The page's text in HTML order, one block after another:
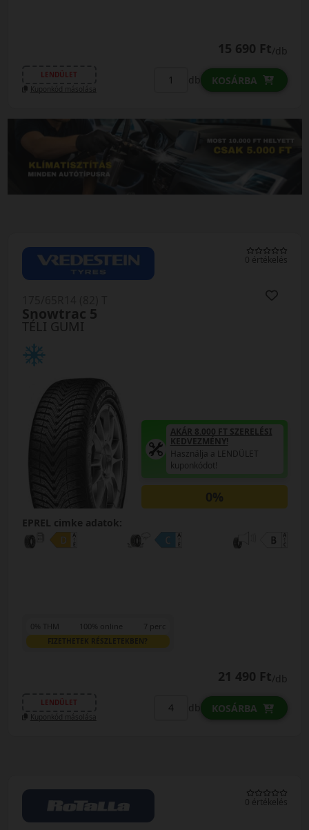
15 690 Ft/db
LENDÜLET
Kuponkód másolása
db KOSÁRBA
0 értékelés
TÉLI GUMI
Snowtrac 5
AKÁR 8.000 FT SZERELÉSI
KEDVEZMÉNY!
Használja a LENDÜLET
kuponkódot!
0%
EPREL cimke adatok:
0% THM 100% online 7 perc
FIZETHETEK RÉSZLETEKBEN?
21 490 Ft/db
LENDÜLET
Kuponkód másolása
db KOSÁRBA
0 értékelés